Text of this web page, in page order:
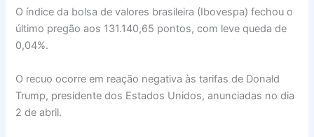
O índice da bolsa de valores brasileira (Ibovespa) fechou o
último pregão aos 131.140,65 pontos, com leve queda de
0,04%.
O recuo ocorre em reação negativa às tarifas de Donald
Trump, presidente dos Estados Unidos, anunciadas no dia
2 de abril.